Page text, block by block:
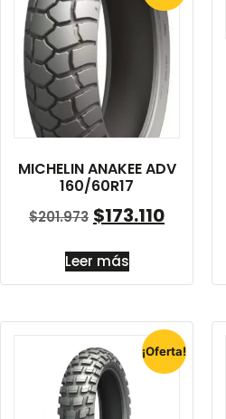
MICHELIN ANAKEE ADV
160/60R17
$201.973 $173.110
Leer más
¡Oferta!